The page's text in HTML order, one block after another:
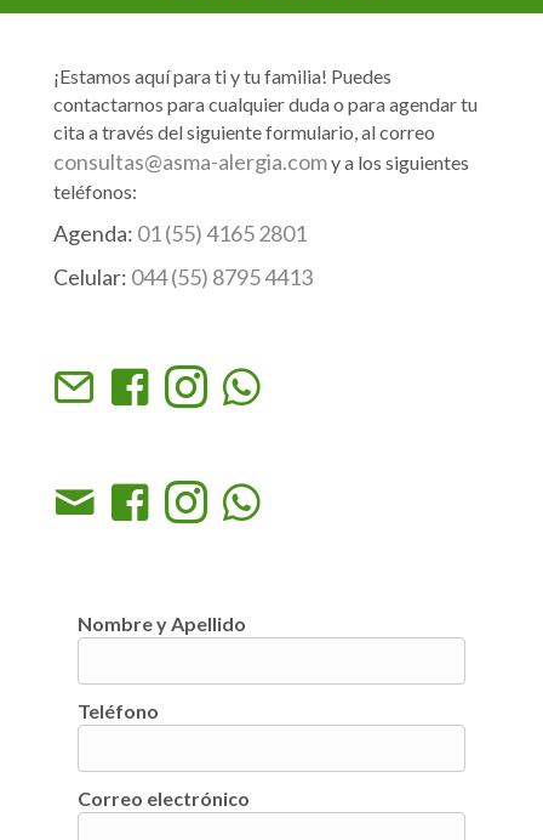
¡Estamos aquí para ti y tu familia! Puedes
contactarnos para cualquier duda o para agendar tu
cita a través del siguiente formulario, al correo
consultas@asma-alergia.comy a los siguientes
teléfonos:
Agenda: 01 (55) 4165 2801
Celular: 044 (55) 8795 4413
Nombre y Apellido
Teléfono
Correo electrónico